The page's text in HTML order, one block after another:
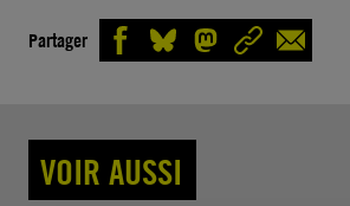
Partager
VOIR AUSSI